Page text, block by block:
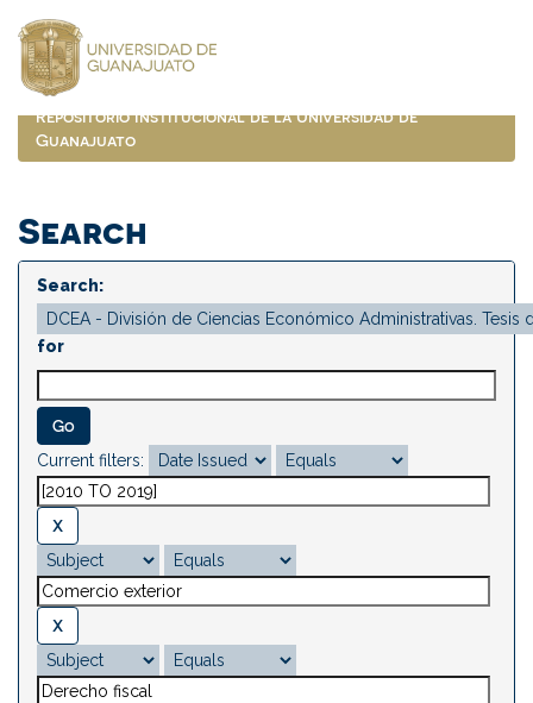
navigation
Repositorio Institucional de la Universidad de
Guanajuato
Search
Search:
for
Current filters: